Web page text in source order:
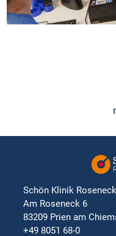
Schön Klinik Roseneck
Am Roseneck 6
83209 Prien am
+49 8051 68-0